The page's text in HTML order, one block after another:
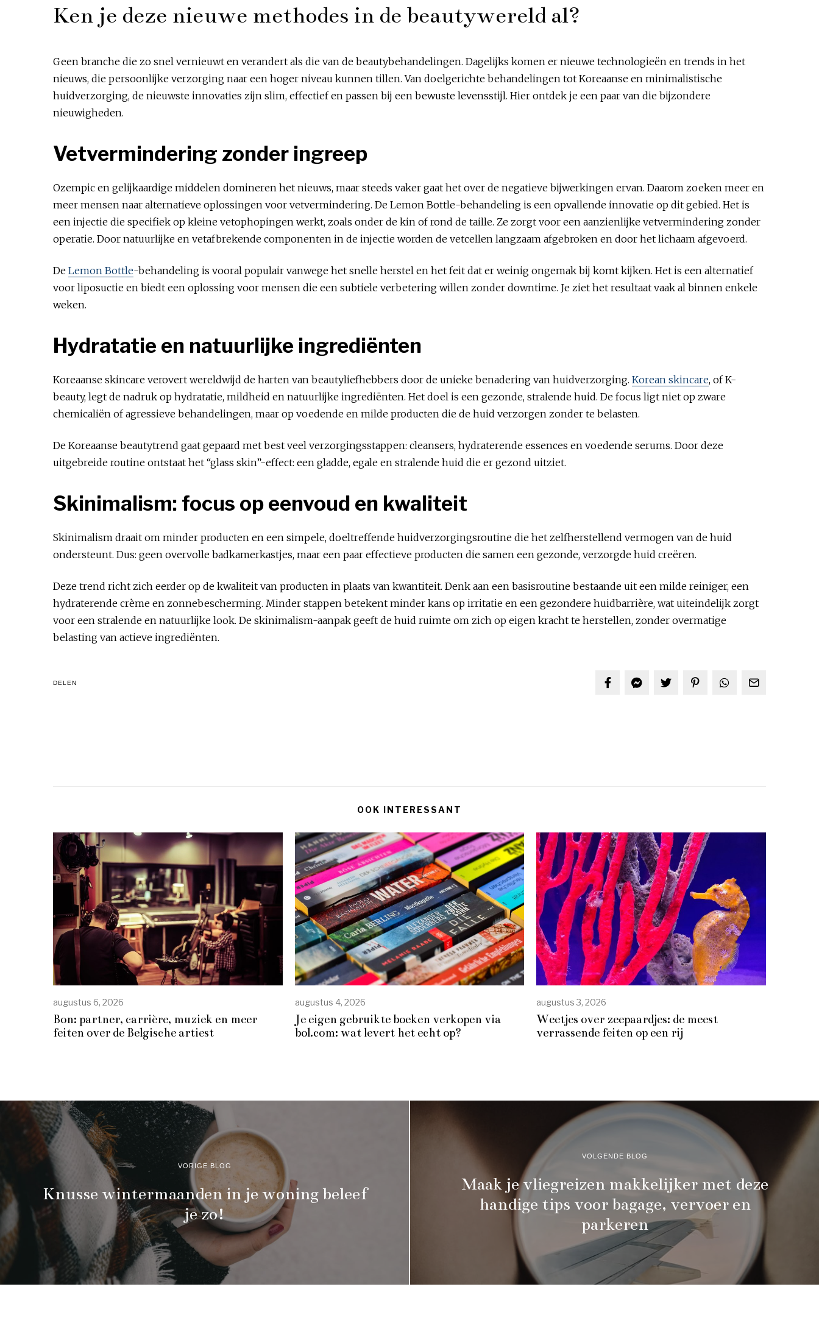
Ken je deze nieuwe methodes in de beautywereld al?
Geen branche die zo snel vernieuwt en verandert als die van de beautybehandelingen. Dagelijks komen er nieuwe technologieën en trends in het
nieuws, die persoonlijke verzorging naar een hoger niveau kunnen tillen. Van doelgerichte behandelingen tot Koreaanse en minimalistische
huidverzorging, de nieuwste innovaties zijn slim, effectief en passen bij een bewuste levensstijl. Hier ontdek je een paar van die bijzondere
nieuwigheden.
Vetvermindering zonder ingreep
Ozempic en gelijkaardige middelen domineren het nieuws, maar steeds vaker gaat het over de negatieve bijwerkingen ervan. Daarom zoeken meer en
meer mensen naar alternatieve oplossingen voor vetvermindering. De Lemon Bottle-behandeling is een opvallende innovatie op dit gebied. Het is
een injectie die specifiek op kleine vetophopingen werkt, zoals onder de kin of rond de taille. Ze zorgt voor een aanzienlijke vetvermindering zonder
operatie. Door natuurlijke en vetafbrekende componenten in de injectie worden de vetcellen langzaam afgebroken en door het lichaam afgevoerd.
De Lemon Bottle-behandeling is vooral populair vanwege het snelle herstel en het feit dat er weinig ongemak bij komt kijken. Het is een alternatief
voor liposuctie en biedt een oplossing voor mensen die een subtiele verbetering willen zonder downtime. Je ziet het resultaat vaak al binnen enkele
weken.
Hydratatie en natuurlijke ingrediënten
Koreaanse skincare verovert wereldwijd de harten van beautyliefhebbers door de unieke benadering van huidverzorging. Korean skincare, of K-
beauty, legt de nadruk op hydratatie, mildheid en natuurlijke ingrediënten. Het doel is een gezonde, stralende huid. De focus ligt niet op zware
chemicaliën of agressieve behandelingen, maar op voedende en milde producten die de huid verzorgen zonder te belasten.
De Koreaanse beautytrend gaat gepaard met best veel verzorgingsstappen: cleansers, hydraterende essences en voedende serums. Door deze
uitgebreide routine ontstaat het “glass skin”-effect: een gladde, egale en stralende huid die er gezond uitziet.
Skinimalism: focus op eenvoud en kwaliteit
Skinimalism draait om minder producten en een simpele, doeltreffende huidverzorgingsroutine die het zelfherstellend vermogen van de huid
ondersteunt. Dus: geen overvolle badkamerkastjes, maar een paar effectieve producten die samen een gezonde, verzorgde huid creëren.
Deze trend richt zich eerder op de kwaliteit van producten in plaats van kwantiteit. Denk aan een basisroutine bestaande uit een milde reiniger, een
hydraterende crème en zonnebescherming. Minder stappen betekent minder kans op irritatie en een gezondere huidbarrière, wat uiteindelijk zorgt
voor een stralende en natuurlijke look. De skinimalism-aanpak geeft de huid ruimte om zich op eigen kracht te herstellen, zonder overmatige
belasting van actieve ingrediënten.
DELEN
OOK INTERESSANT
augustus 6, 2026
Bon: partner, carrière, muziek en meer
feiten over de Belgische artiest
augustus 4, 2026
Je eigen gebruikte boeken verkopen via
bol.com: wat levert het echt op?
augustus 3, 2026
Weetjes over zeepaardjes: de meest
verrassende feiten op een rij
VORIGE BLOG
Knusse wintermaanden in je woning beleef
je zo!
VOLGENDE BLOG
Maak je vliegreizen makkelijker met deze
handige tips voor bagage, vervoer en
parkeren